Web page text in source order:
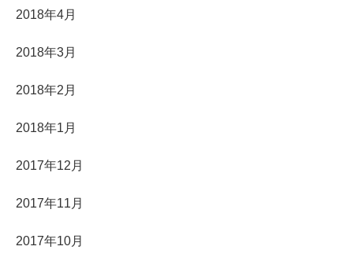
2018年4月
2018年3月
2018年2月
2018年1月
2017年12月
2017年11月
2017年10月